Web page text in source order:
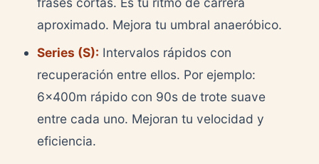
aproximado. Mejora tu umbral anaeróbico.
Series (S): Intervalos rápidos con
recuperación entre ellos. Por ejemplo:
6x400m rápido con 90s de trote suave
entre cada uno. Mejoran tu velocidad y
eficiencia.